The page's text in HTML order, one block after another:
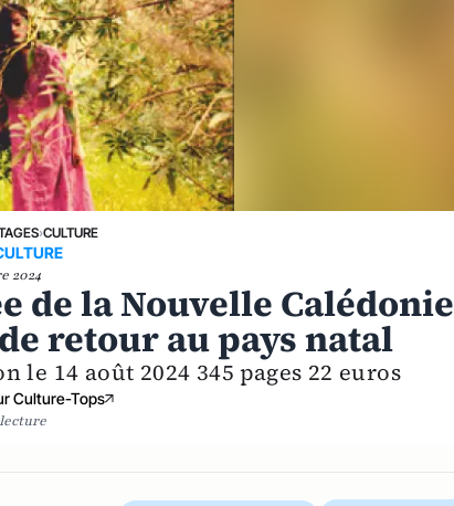
›CULTURE
2024
de la Nouvelle Calédonie
retour au pays natal
14 août 2024 345 pages 22 euros
Culture-Tops